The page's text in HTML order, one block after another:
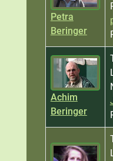
Petra
Beringer
Achim
Beringer